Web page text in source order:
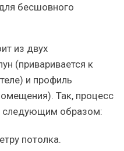
бесшовного
из двух
(приваривается к
и профиль
Так, процесс
следующим образом:
потолка.